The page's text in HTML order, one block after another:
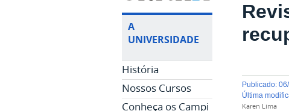
A
UNIVERSIDADE
História
Nossos Cursos
Conheça os Campi
publicado:
última
Karen Lima